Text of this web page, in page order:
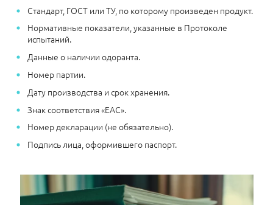
Стандарт, ГОСТ или ТУ, по которому произведен продукт.
Нормативные показатели, указанные в Протоколе
испытаний.
Данные о наличии одоранта.
Номер партии.
Дату производства и срок хранения.
Знак соответствия «ЕАС».
Номер декларации (не обязательно).
Подпись лица, оформившего паспорт.